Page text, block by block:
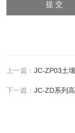
上一篇：JC-ZP03土
下一篇：JC-ZD系列